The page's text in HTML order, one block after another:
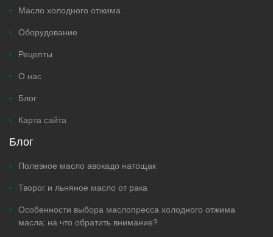
Масло холодного отжима
Оборудование
Рецепты
О нас
Блог
Карта сайта
Блог
Полезное масло авокадо натощак
Творог и льняное масло от рака
Особенности выбора маслопресса холодного отжима
масла: на что обратить внимание?